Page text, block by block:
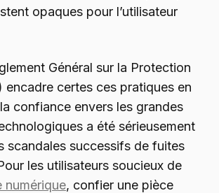
opaques pour l’utilisateur
Général sur la Protection
encadre certes ces pratiques en
confiance envers les grandes
a été sérieusement
scandales successifs de fuites
les utilisateurs soucieux de
numérique, confier une pièce